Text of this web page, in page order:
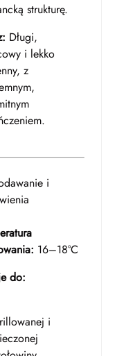
strukturę.
Długi,
i lekko
z
i
16–18°C
do:
i